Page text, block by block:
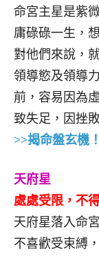
命宮主星是紫
庸碌碌一生，
對他們來說，
領導慾及領導
前，容易因為
致失足，因挫
>>揭命盤玄機
天府星
處處受限，不
天府星落入命
不喜歡受束縛